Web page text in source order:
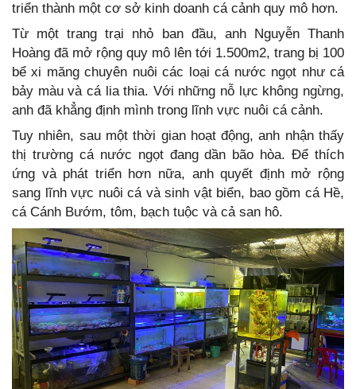
triển thành một cơ sở kinh doanh cá cảnh quy mô hơn.
Từ một trang trại nhỏ ban đầu, anh Nguyễn Thanh
Hoàng đã mở rộng quy mô lên tới 1.500m2, trang bị 100
bể xi măng chuyên nuôi các loại cá nước ngọt như cá
bảy màu và cá lia thia. Với những nỗ lực không ngừng,
anh đã khẳng định mình trong lĩnh vực nuôi cá cảnh.
Tuy nhiên, sau một thời gian hoạt động, anh nhận thấy
thị trường cá nước ngọt đang dần bão hòa. Để thích
ứng và phát triển hơn nữa, anh quyết định mở rộng
sang lĩnh vực nuôi cá và sinh vật biển, bao gồm cá Hề,
cá Cánh Bướm, tôm, bạch tuộc và cả san hô.